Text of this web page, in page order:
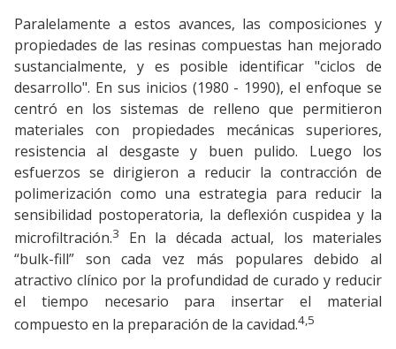
Paralelamente a estos avances, las composiciones y
propiedades de las resinas compuestas han mejorado
sustancialmente, y es posible identificar "ciclos de
desarrollo". En sus inicios (1980 - 1990), el enfoque se
centró en los sistemas de relleno que permitieron
materiales con propiedades mecánicas superiores,
resistencia al desgaste y buen pulido. Luego los
esfuerzos se dirigieron a reducir la contracción de
polimerización como una estrategia para reducir la
sensibilidad postoperatoria, la deflexión cuspidea y la
microfiltración.3
En la década actual, los materiales
“bulk-fill” son cada vez más populares debido al
atractivo clínico por la profundidad de curado y reducir
el tiempo necesario para insertar el material
compuesto en la preparación de la cavidad.4,5